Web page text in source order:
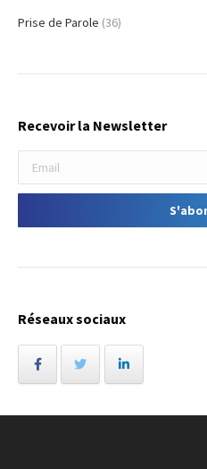
Prise de Parole (36)
Recevoir la Newsletter
Réseaux sociaux